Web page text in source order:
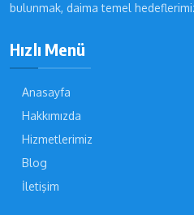
bulunmak, daima temel
Hızlı Menü
Anasayfa
Hakkımızda
Hizmetlerimiz
Blog
İletişim